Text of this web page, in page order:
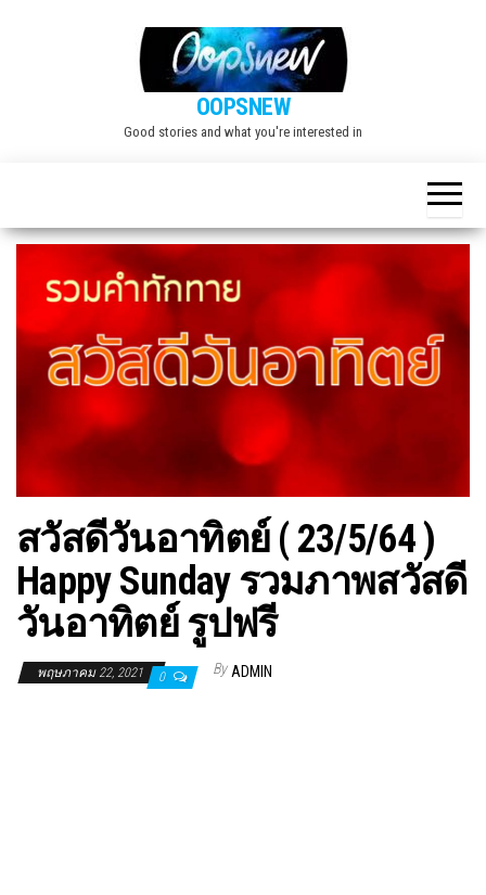
OOPSNEW
Good stories and what you're interested in
สวัสดีวันอาทิตย์ ( 23/5/64 )
Happy Sunday รวมภาพสวัสดี
วันอาทิตย์ รูปฟรี
พฤษภาคม 22, 2021 0 By ADMIN